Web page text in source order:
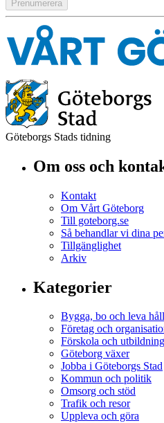
Göteborgs Stads tidning
Om oss och
Kontakt
Om Vårt Göteborg
Till goteborg.se
Så behandlar vi dina
Tillgänglighet
Arkiv
Kategorier
Bygga, bo och leva
Företag och
Förskola och utbildning
Göteborg växer
Jobba i Göteborgs Stad
Kommun och politik
Omsorg och stöd
Trafik och resor
Uppleva och göra